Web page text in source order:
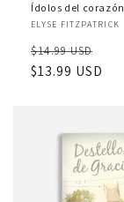
Ídolos del corazón
Proveedor:
ELYSE FITZPATRICK
Precio
habitual
$14.99 USD
$13.99 USD